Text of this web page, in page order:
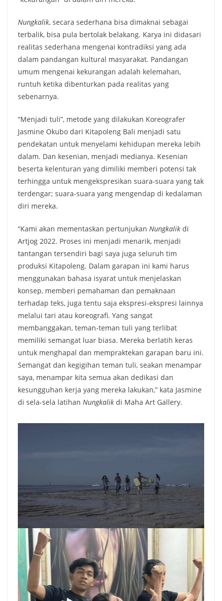
Nungkalik, secara sederhana bisa dimaknai sebagai
terbalik, bisa pula bertolak belakang. Karya ini didasari
realitas sederhana mengenai kontradiksi yang ada
dalam pandangan kultural masyarakat. Pandangan
umum mengenai kekurangan adalah kelemahan,
runtuh ketika dibenturkan pada realitas yang
sebenarnya.
“Menjadi tuli”, metode yang dilakukan Koreografer
Jasmine Okubo dari Kitapoleng Bali menjadi satu
pendekatan untuk menyelami kehidupan mereka lebih
dalam. Dan kesenian, menjadi medianya. Kesenian
beserta kelenturan yang dimiliki memberi potensi tak
terhingga untuk mengekspresikan suara-suara yang tak
terdengar; suara-suara yang mengendap di kedalaman
diri mereka.
“Kami akan mementaskan pertunjukan Nungkalik di
Artjog 2022. Proses ini menjadi menarik, menjadi
tantangan tersendiri bagi saya juga seluruh tim
produksi Kitapoleng. Dalam garapan ini kami harus
menggunakan bahasa isyarat untuk menjelaskan
konsep, memberi pemahaman dan pemaknaan
terhadap teks, juga tentu saja ekspresi-ekspresi lainnya
melalui tari atau koreografi. Yang sangat
membanggakan, teman-teman tuli yang terlibat
memiliki semangat luar biasa. Mereka berlatih keras
untuk menghapal dan mempraktekan garapan baru ini.
Semangat dan kegigihan teman tuli, seakan menampar
saya, menampar kita semua akan dedikasi dan
kesungguhan kerja yang mereka lakukan,” kata Jasmine
di sela-sela latihan Nungkalik di Maha Art Gallery.